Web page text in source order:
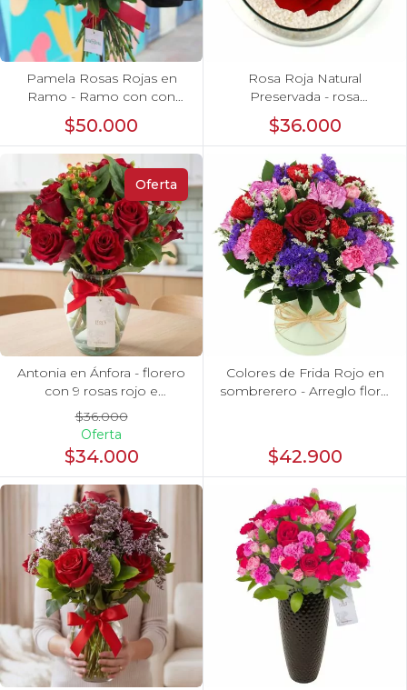
Pamela Rosas Rojas en
Ramo - Ramo con con
rosas rojas y mini claveles
$50.000
Rosa Roja Natural
Preservada - rosa
preservada en pecera
vidrio con piedrecitas
$36.000
Oferta
Antonia en Ánfora - florero
con 9 rosas rojo e
hypericum
$36.000
Oferta
$34.000
Colores de Frida Rojo en
sombrerero - Arreglo floral
$42.900